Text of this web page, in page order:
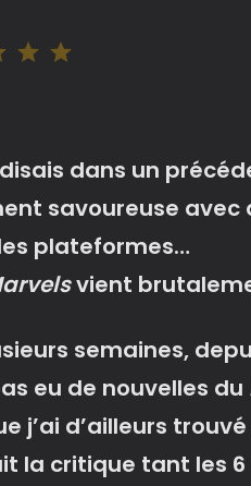
dans un
savoureuse avec
plateformes…
vient
semaines,
eu de nouvelles du
j’ai d’ailleurs
la critique tant les